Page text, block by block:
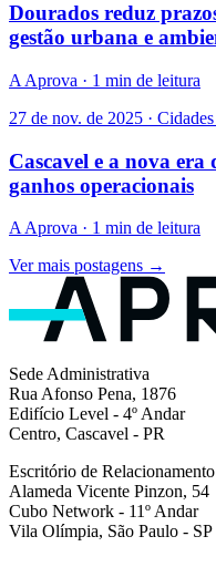
Dourados reduz
gestão urbana e
A Aprova · 1 min de leitura
27 de nov. de 2025 ·
Cascavel e a nova
ganhos operacionais
AAprova · 1 min de leitura
Ver mais postagens →
Sede Administrativa
Rua Afonso Pena, 1876
Edifício Level - 4º Andar
Centro, Cascavel - PR
Escritório de Relacionamento
Alameda Vicente Pinzon, 54
Cubo Network - 11º Andar
Vila Olímpia, São Paulo - SP